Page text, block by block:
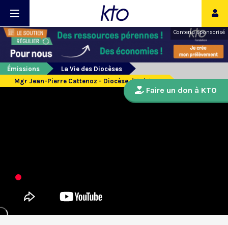
Contenu sponsorisé
Émissions
La Vie des Diocèses
Mgr Jean-Pierre Cattenoz - Diocèse d’Avignon
Faire un don à KTO